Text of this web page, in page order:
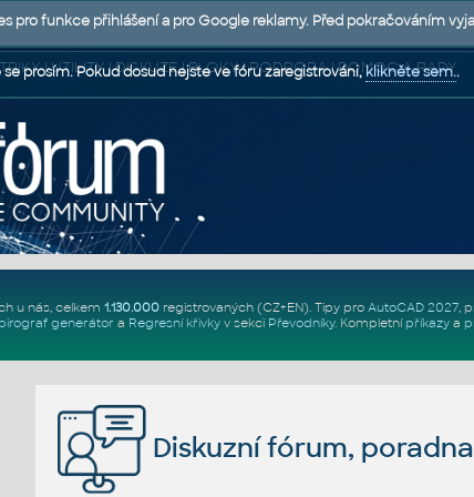
| UTILITY | DISKUZE | BLOKY | PODPORA | POMOC A RADY
u nás, celkem 1.130.000registrovaných (CZ+EN). Tipy pro AutoCAD 2027,
generátor a Regresní křivkyv sekci Převodníky. Kompletní příkazya
Diskuzní fórum, poradna
pro funkce přihlášení a pro Google reklamy. Před pokračováním
prosím. Pokud dosud nejste ve fóru zaregistrováni,klikněte sem..